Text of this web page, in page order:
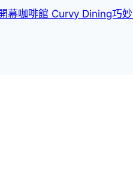
幕咖啡館 Curvy Dining巧